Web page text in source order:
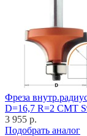
Фреза
D=16,7 R=2 CMT
3 955 р.
Подобрать аналог